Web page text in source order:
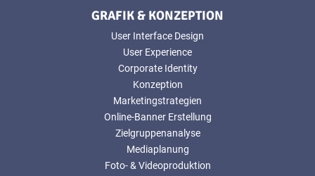
GRAFIK & KONZEPTION
User Interface Design
User Experience
Corporate Identity
Konzeption
Marketingstrategien
Online-Banner Erstellung
Zielgruppenanalyse
Mediaplanung
Foto- & Videoproduktion